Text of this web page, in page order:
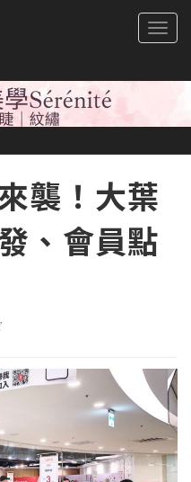
襲！大葉
、會員點